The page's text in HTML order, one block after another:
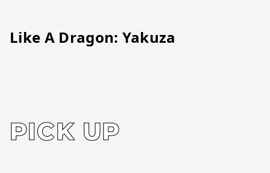
Like A Dragon: Yakuza
PICK UP